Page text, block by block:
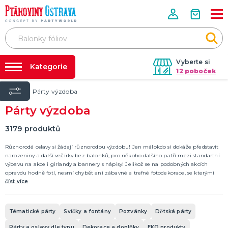
Vyberte si
12 poboček
Půjčovna kostýmů
Párty výzdoba na klíč
Nafukování balónků
Prodejny
Rozvoz
Párty Blog
Kariéra
Kontakt
Kategorie
PÁRTY VÝZDOBA
Tématické párty
Pozvánky
KOSTÝMY, MASKY, DOPLŇKY
Valentýn
Mikuláš, čert a anděl
Vánoce
Čarodějnice
DALŠÍ KATEGORIE
Úvod Párty výzdoba
Párty výzdoba
3179 produktů
Různorodé oslavy si žádají různorodou výzdobu! Jen málokdo si dokáže představit
narozeniny a další večírky bez balonků, pro někoho dalšího patří mezi standartní
výbavu na akce i girlandy a bannery s nápisy! Jelikož se na podobných akcích
opravdu hodně fotí, nesmí chybět ani zábavné a trefné fotodekorace, se kterými
budou Vaše snímky skutečně jedinečné!
číst více
Tématické párty Svíčky a fontány Pozvánky Dětská párty